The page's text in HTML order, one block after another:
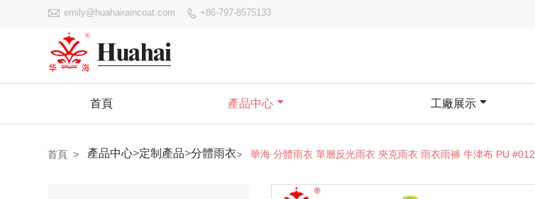
 emily@huahairaincoat.com  +86-797-8575133
首頁 產品中心 工廠展示
首頁 > 產品中心>定制產品>分體雨衣> 華海 分體雨衣 單層反光雨衣 夾克雨衣 雨衣雨褲 牛津布 PU #012